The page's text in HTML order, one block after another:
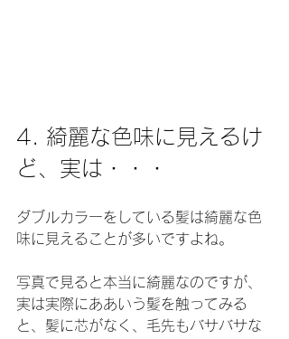
4. 綺麗な色味に見えるけ
ど、実は・・・
ダブルカラーをしている髪は綺麗な色
味に見えることが多いですよね。
写真で見ると本当に綺麗なのですが、
実は実際にああいう髪を触ってみる
と、髪に芯がなく、毛先もバサバサな